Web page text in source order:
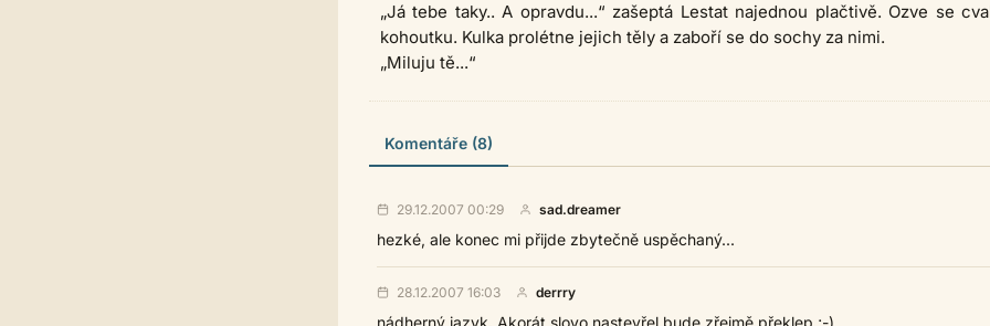
„Já tebe taky.. A opravdu...“ zašeptá Lestat najednou plačtivě. Ozve se
kohoutku. Kulka prolétne jejich těly a zaboří se do sochy za nimi.
„Miluju tě...“
Komentáře (8)
29.12.2007 00:29 sad.dreamer
hezké, ale konec mi přijde zbytečně uspěchaný...
28.12.2007 16:03 derrry
nádherný jazyk. Akorát slovo nastevřel bude zřejmě překlep ;-)